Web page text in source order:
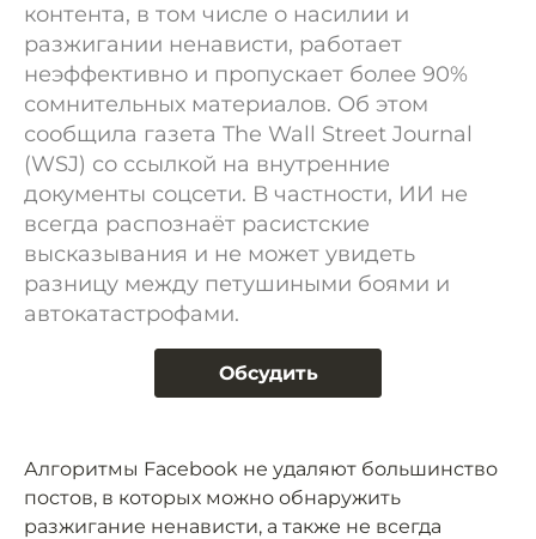
контента, в том числе о насилии и
разжигании ненависти, работает
неэффективно и пропускает более 90%
сомнительных материалов. Об этом
сообщила газета The Wall Street Journal
(WSJ) со ссылкой на внутренние
документы соцсети. В частности, ИИ не
всегда распознаёт расистские
высказывания и не может увидеть
разницу между петушиными боями и
автокатастрофами.
Обсудить
Алгоритмы Facebook не удаляют большинство
постов, в которых можно обнаружить
разжигание ненависти, а также не всегда